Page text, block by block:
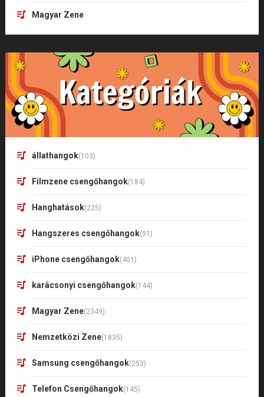
Magyar Zene
állathangok(103)
Filmzene csengőhangok(184)
Hanghatások(225)
Hangszeres csengőhangok(91)
iPhone csengőhangok(401)
karácsonyi csengőhangok(144)
Magyar Zene(2349)
Nemzetközi Zene(1835)
Samsung csengőhangok(253)
Telefon Csengőhangok(145)